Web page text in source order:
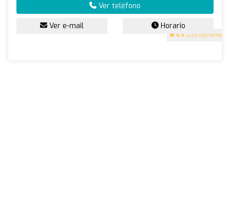
4.9 (228 opiniones)
Ver teléfono
Ver e-mail Horario